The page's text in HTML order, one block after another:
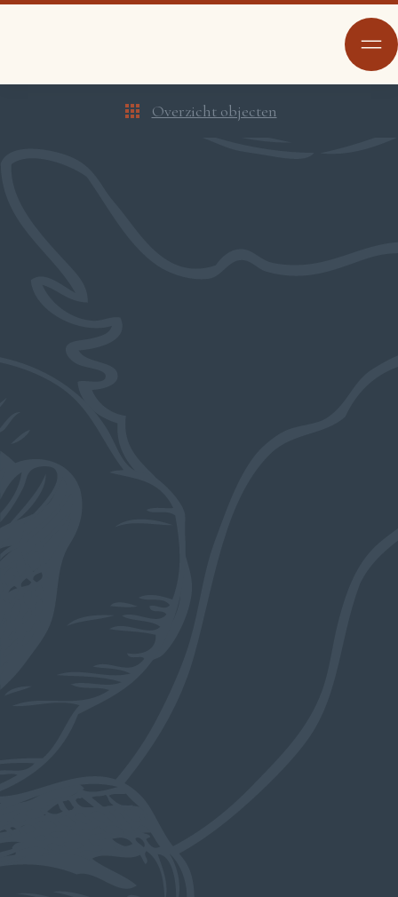
Overzicht objecten